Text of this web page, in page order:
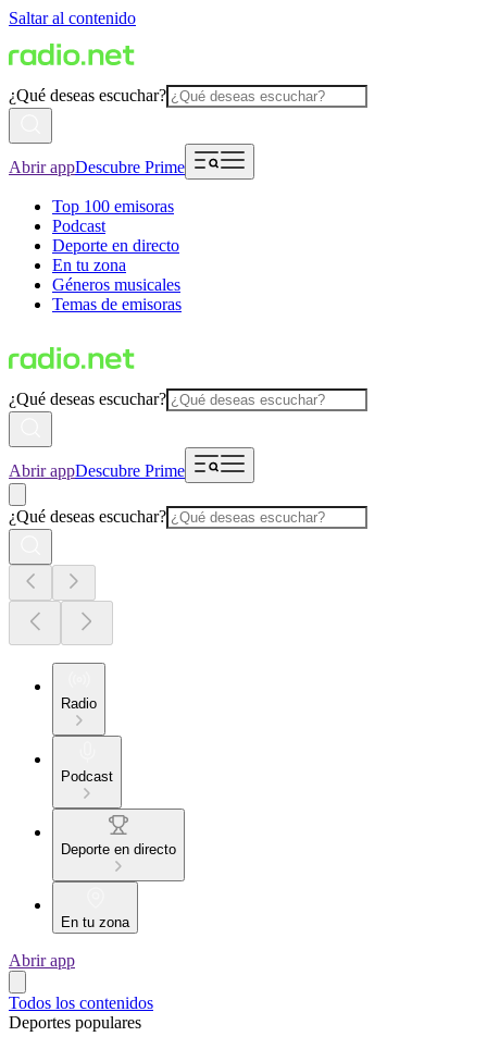
Saltar al contenido
¿Qué deseas escuchar?
Abrir appDescubre Prime
Top 100 emisoras
Podcast
Deporte en directo
En tu zona
Géneros musicales
Temas de emisoras
¿Qué deseas escuchar?
Abrir appDescubre Prime
¿Qué deseas escuchar?
Radio
Podcast
Deporte en directo
En tu zona
Abrir app
Todos los contenidos
Deportes populares